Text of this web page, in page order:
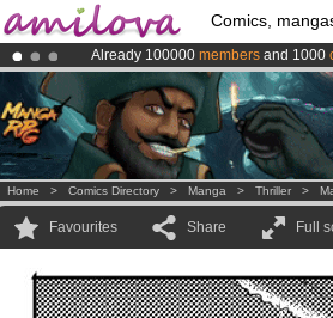
Comics,
Already 100000 members and 1000
AmilovaKickstarter is now LIVE!.
Premium membership from3.95 euros
Home > Comics Directory > Manga > Thriller >
Favourites Share Full